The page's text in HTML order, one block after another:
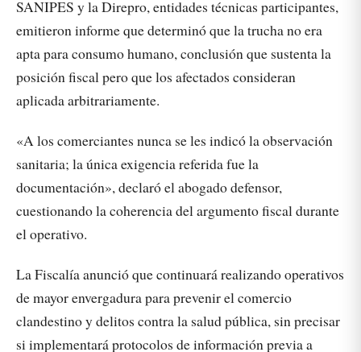
SANIPES y la Direpro, entidades técnicas participantes,
emitieron informe que determinó que la trucha no era
apta para consumo humano, conclusión que sustenta la
posición fiscal pero que los afectados consideran
aplicada arbitrariamente.
«A los comerciantes nunca se les indicó la observación
sanitaria; la única exigencia referida fue la
documentación», declaró el abogado defensor,
cuestionando la coherencia del argumento fiscal durante
el operativo.
La Fiscalía anunció que continuará realizando operativos
de mayor envergadura para prevenir el comercio
clandestino y delitos contra la salud pública, sin precisar
si implementará protocolos de información previa a